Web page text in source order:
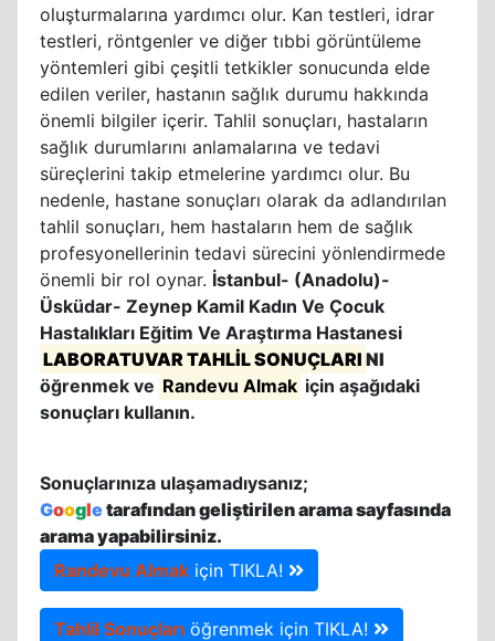
oluşturmalarına yardımcı olur. Kan testleri, idrar
testleri, röntgenler ve diğer tıbbi görüntüleme
yöntemleri gibi çeşitli tetkikler sonucunda elde
edilen veriler, hastanın sağlık durumu hakkında
önemli bilgiler içerir. Tahlil sonuçları, hastaların
sağlık durumlarını anlamalarına ve tedavi
süreçlerini takip etmelerine yardımcı olur. Bu
nedenle, hastane sonuçları olarak da adlandırılan
tahlil sonuçları, hem hastaların hem de sağlık
profesyonellerinin tedavi sürecini yönlendirmede
önemli bir rol oynar. İstanbul- (Anadolu)-
Üsküdar- Zeynep Kamil Kadın Ve Çocuk
Hastalıkları Eğitim Ve Araştırma Hastanesi
LABORATUVAR TAHLİL SONUÇLARI NI
öğrenmek ve Randevu Almak için aşağıdaki
sonuçları kullanın.
Sonuçlarınıza ulaşamadıysanız;
Googletarafından geliştirilen arama sayfasında
arama yapabilirsiniz.
Randevu Almak için TIKLA!
Tahlil Sonuçları öğrenmek için TIKLA!